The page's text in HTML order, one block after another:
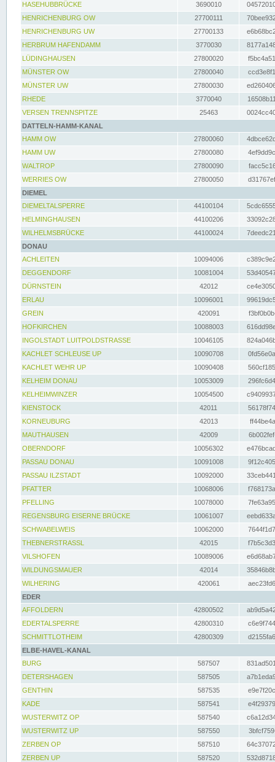
HASEHUBBRÜCKE
3690010
HENRICHENBURG OW
27700111
HENRICHENBURG UW
27700133
HERBRUM HAFENDAMM
3770030
LÜDINGHAUSEN
27800020
MÜNSTER OW
27800040
MÜNSTER UW
27800030
RHEDE
3770040
VERSEN TRENNSPITZE
25463
DATTELN-HAMM-KANAL
HAMM OW
27800060
HAMM UW
27800080
WALTROP
27800090
WERRIES OW
27800050
DIEMEL
DIEMELTALSPERRE
44100104
HELMINGHAUSEN
44100206
WILHELMSBRÜCKE
44100024
DONAU
ACHLEITEN
10094006
DEGGENDORF
10081004
DÜRNSTEIN
42012
ERLAU
10096001
GREIN
420091
HOFKIRCHEN
10088003
INGOLSTADT LUITPOLDSTRASSE
10046105
KACHLET SCHLEUSE UP
10090708
KACHLET WEHR UP
10090408
KELHEIM DONAU
10053009
KELHEIMWINZER
10054500
KIENSTOCK
42011
KORNEUBURG
42013
MAUTHAUSEN
42009
OBERNDORF
10056302
PASSAU DONAU
10091008
PASSAU ILZSTADT
10092000
PFATTER
10068006
PFELLING
10078000
REGENSBURG EISERNE BRÜCKE
10061007
SCHWABELWEIS
10062000
THEBNERSTRASSL
42015
VILSHOFEN
10089006
WILDUNGSMAUER
42014
WILHERING
420061
EDER
AFFOLDERN
42800502
EDERTALSPERRE
42800310
SCHMITTLOTHEIM
42800309
ELBE-HAVEL-KANAL
BURG
587507
DETERSHAGEN
587505
GENTHIN
587535
KADE
587541
WUSTERWITZ OP
587540
WUSTERWITZ UP
587550
ZERBEN OP
587510
ZERBEN UP
587520